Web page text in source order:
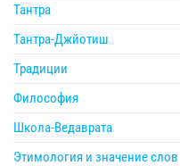
Тантра
Тантра-Джйотиш
Традиции
Философия
Школа-Ведаврата
Этимология и значение слов